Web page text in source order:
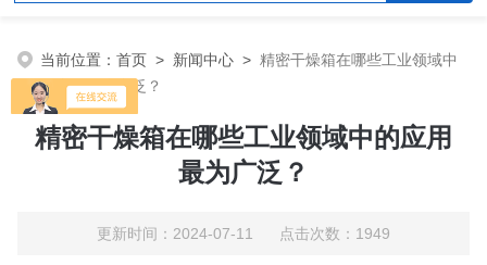
当前位置：首页 > 新闻中心 >精密干燥箱在哪些工业领域中
的应用最为广泛？
精密干燥箱在哪些工业领域中的应用
最为广泛？
更新时间：2024-07-11 点击次数：1949